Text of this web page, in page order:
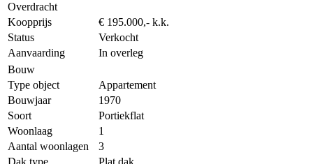
Overdracht
Koopprijs
€ 195.000,- k.k.
Status
Verkocht
Aanvaarding
In overleg
Bouw
Type object
Appartement
Bouwjaar
1970
Soort
Portiekflat
Woonlaag
1
Aantal woonlagen
3